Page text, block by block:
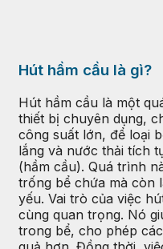
Hút hầm cầu là gì?
Hút hầm cầu là một
thiết bị chuyên dụng,
công suất lớn, để loại
lắng và nước thải tích
(hầm cầu). Quá trình
trống bể chứa mà còn
yếu. Vai trò của việc
cùng quan trọng. Nó
trong bể, cho phép